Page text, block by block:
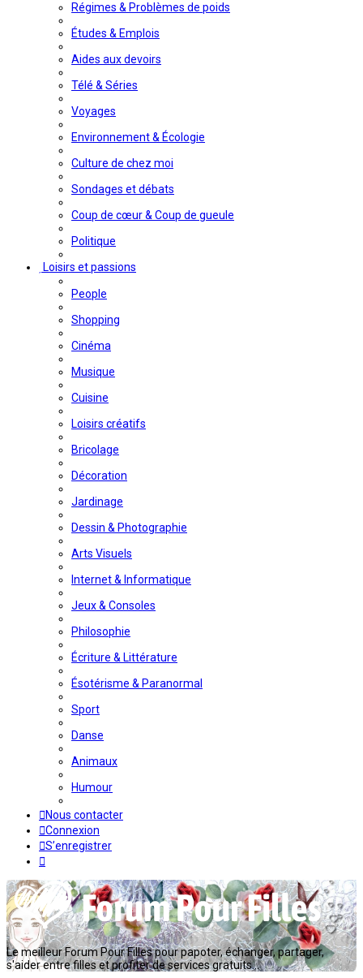
Régimes & Problèmes de poids
Études & Emplois
Aides aux devoirs
Télé & Séries
Voyages
Environnement & Écologie
Culture de chez moi
Sondages et débats
Coup de cœur & Coup de gueule
Politique
Loisirs et passions
People
Shopping
Cinéma
Musique
Cuisine
Loisirs créatifs
Bricolage
Décoration
Jardinage
Dessin & Photographie
Arts Visuels
Internet & Informatique
Jeux & Consoles
Philosophie
Écriture & Littérature
Ésotérisme & Paranormal
Sport
Danse
Animaux
Humour
Nous contacter
Connexion
S’enregistrer
Le meilleur Forum Pour Filles pour papoter, échanger, partager,
s'aider entre filles et profiter de services gratuits...